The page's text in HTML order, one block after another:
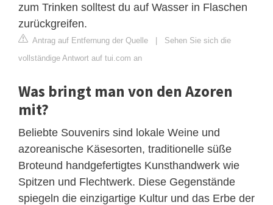
zum Trinken solltest du auf Wasser in Flaschen
zurückgreifen.
Antrag auf Entfernung der Quelle | Sehen Sie sich die
vollständige Antwort auf tui.com an
Was bringt man von den Azoren
mit?
Beliebte Souvenirs sind lokale Weine und
azoreanische Käsesorten, traditionelle süße
Broteund handgefertigtes Kunsthandwerk wie
Spitzen und Flechtwerk. Diese Gegenstände
spiegeln die einzigartige Kultur und das Erbe der